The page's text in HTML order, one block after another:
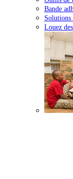
Bande
Solutions
Louez